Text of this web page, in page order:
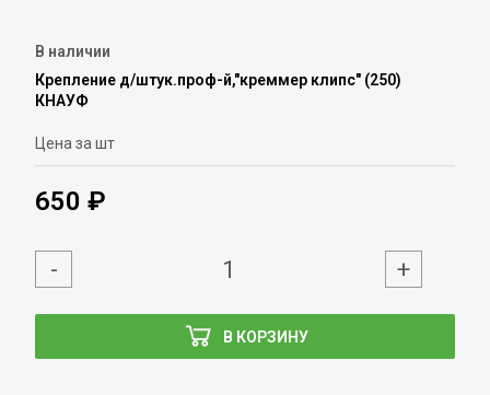
В наличии
Крепление д/штук.проф-й,"креммер клипс" (250)
КНАУФ
Цена за шт
650 ₽
В КОРЗИНУ
- +